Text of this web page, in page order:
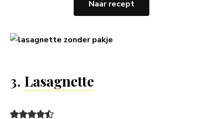
Naar recept
3. Lasagnette